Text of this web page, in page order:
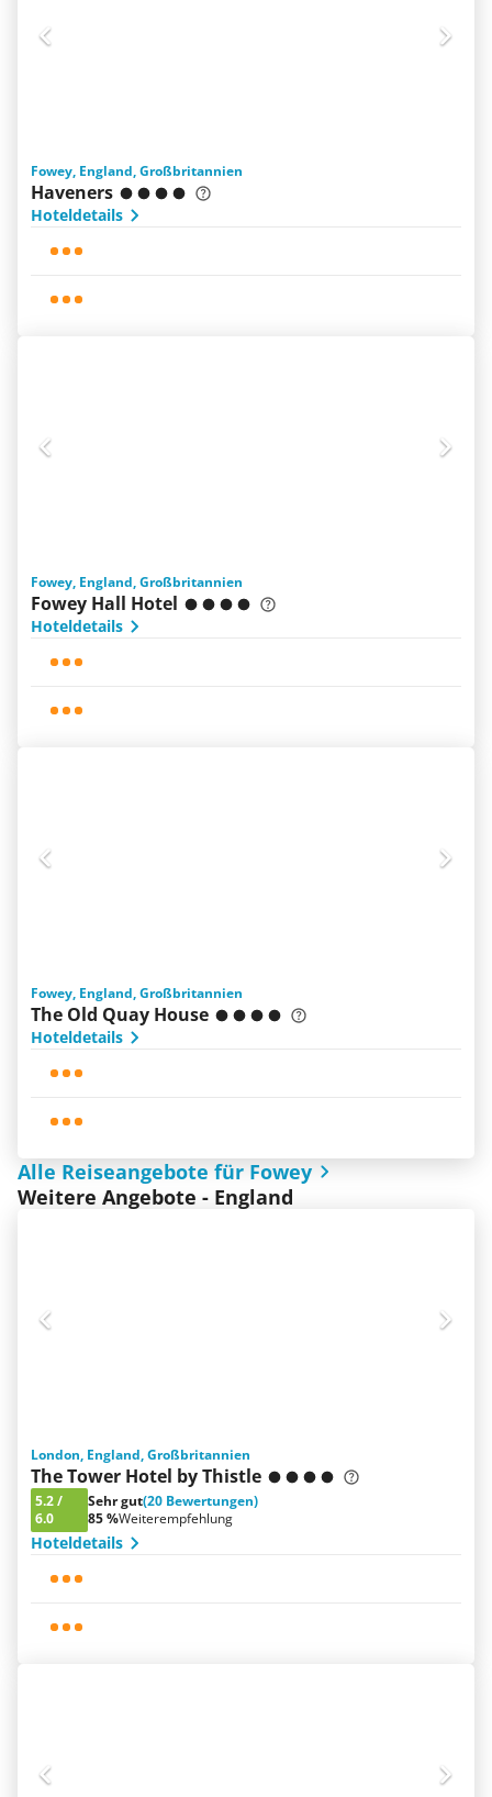
Fowey, England, Großbritannien
Haveners
Hoteldetails
Fowey, England, Großbritannien
Fowey Hall Hotel
Hoteldetails
Fowey, England, Großbritannien
The Old Quay House
Hoteldetails
Alle Reiseangebote für Fowey
Weitere Angebote - England
London, England, Großbritannien
The Tower Hotel by Thistle
5.2/
6.0
Sehr gut(20 Bewertungen)
85 %Weiterempfehlung
Hoteldetails